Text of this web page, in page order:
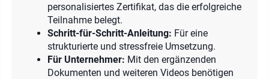
personalisiertes Zertifikat, das die erfolgreiche
Teilnahme belegt.
Schritt-für-Schritt-Anleitung: Für eine
strukturierte und stressfreie Umsetzung.
Für Unternehmer: Mit den ergänzenden
Dokumenten und weiteren Videos benötigen